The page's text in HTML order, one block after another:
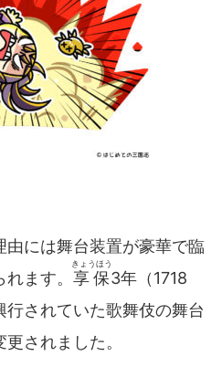
には舞台装置が豪華で臨
ます。 享保
きょうほう
3年（1718
されていた歌舞伎の舞台
更されました。